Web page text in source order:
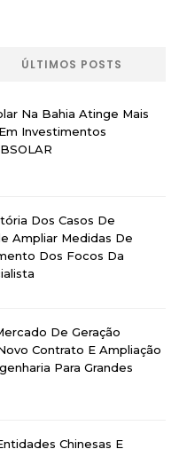
ÚLTIMOS POSTS
Na Bahia Atinge Mais
Investimentos
Dos Casos De
Ampliar Medidas De
Dos Focos Da
De Geração
Contrato E Ampliação
Para Grandes
Chinesas E